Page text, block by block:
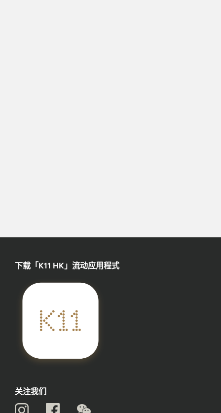
下载「K11 HK」流动应用程式
关注我们